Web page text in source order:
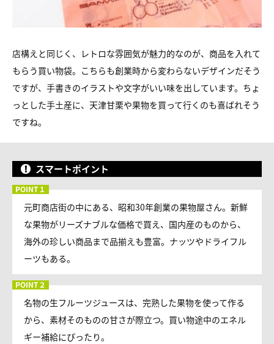
店構えと同じく、レトロな雰囲気が魅力的なのが、商品を入れて
もらう買い物袋。こちらも創業時から変わらないデザインだそう
ですが、手書きのイラストや文字がいい味を出しています。ちょ
っとした手土産に、天津甘栗や果物を買って行くのも喜ばれそう
ですね。
スマートポイント
元町商店街の中にある、昭和30年創業の果物屋さん。新鮮
な果物がリーズナブルな価格で買え、国内産のものから、
海外の珍しい商品まで品揃えも豊富。ナッツやドライフル
ーツもある。
名物の生フルーツジュースは、完熟した果物を使って作る
から、素材そのものの甘さが際立つ。買い物途中のエネル
ギー補給にぴったり。